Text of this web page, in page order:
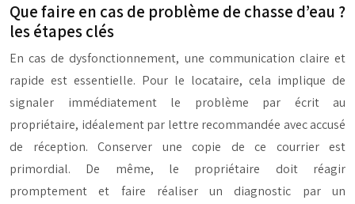
Que faire en cas de problème de chasse d’eau ?
les étapes clés
En cas de dysfonctionnement, une communication claire et
rapide est essentielle. Pour le locataire, cela implique de
signaler immédiatement le problème par écrit au
propriétaire, idéalement par lettre recommandée avec accusé
de réception. Conserver une copie de ce courrier est
primordial. De même, le propriétaire doit réagir
promptement et faire réaliser un diagnostic par un